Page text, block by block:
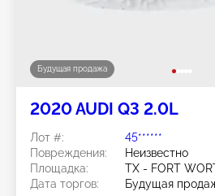
Будущая продажа
2020 AUDI Q3 2.0L
Лот #:
45******
Повреждения:
Неизвестно
Площадка:
TX - FORT
Дата торгов:
Будущая